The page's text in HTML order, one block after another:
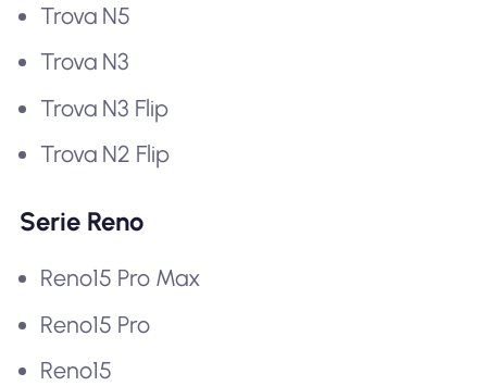
Trova N5
Trova N3
Trova N3 Flip
Trova N2 Flip
Serie Reno
Reno15 Pro Max
Reno15 Pro
Reno15